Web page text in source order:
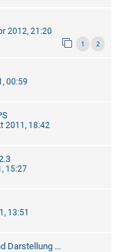
2012, 21:20
1 2
00:59
2011, 18:42
15:27
13:51
Darstellung ...